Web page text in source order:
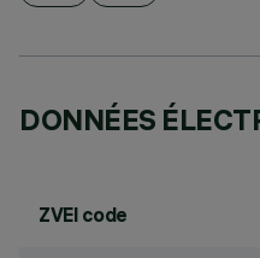
DONNÉES
ZVEI code